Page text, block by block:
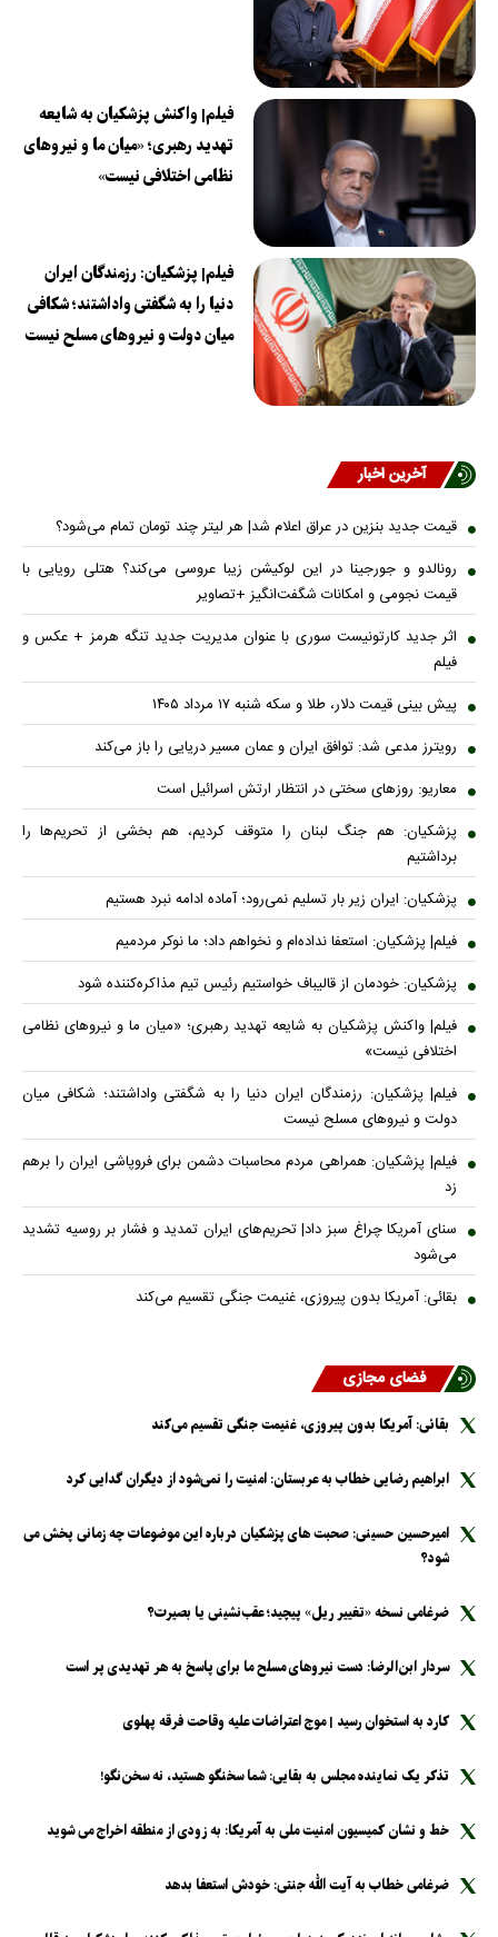
فیلم| واکنش پزشکیان به شایعه
تهدید رهبری؛ «میان ما و نیروهای
نظامی اختلافی نیست»
فیلم| پزشکیان: رزمندگان ایران
دنیا را به شگفتی واداشتند؛ شکافی
میان دولت و نیروهای مسلح نیست
آخرین اخبار
قیمت جدید بنزین در عراق اعلام شد| هر لیتر چند تومان تمام می‌شود؟
رونالدو و جورجینا در این لوکیشن زیبا عروسی می‌کند؟ هتلی رویایی با
قیمت نجومی و امکانات شگفت‌انگیز +تصاویر
اثر جدید کارتونیست سوری با عنوان مدیریت جدید تنگه هرمز + عکس و
فیلم
پیش بینی قیمت دلار، طلا و سکه شنبه ۱۷ مرداد ۱۴۰۵
رویترز مدعی شد: توافق ایران و عمان مسیر دریایی را باز می‌کند
معاریو: روزهای سختی در انتظار ارتش اسرائیل است
پزشکیان: هم جنگ لبنان را متوقف کردیم، هم بخشی از تحریم‌ها را
برداشتیم
پزشکیان: ایران زیر بار تسلیم نمی‌رود؛ آماده ادامه نبرد هستیم
فیلم| پزشکیان: استعفا نداده‌ام و نخواهم داد؛ ما نوکر مردمیم
پزشکیان: خودمان از قالیباف خواستیم رئیس تیم مذاکره‌کننده شود
فیلم| واکنش پزشکیان به شایعه تهدید رهبری؛ «میان ما و نیروهای نظامی
اختلافی نیست»
فیلم| پزشکیان: رزمندگان ایران دنیا را به شگفتی واداشتند؛ شکافی میان
دولت و نیروهای مسلح نیست
فیلم| پزشکیان: همراهی مردم محاسبات دشمن برای فروپاشی ایران را برهم
زد
سنای آمریکا چراغ سبز داد| تحریم‌های ایران تمدید و فشار بر روسیه تشدید
می‌شود
بقائی: آمریکا بدون پیروزی، غنیمت جنگی تقسیم می‌کند
فضای مجازی
بقائی: آمریکا بدون پیروزی، غنیمت جنگی تقسیم می‌کند
ابراهیم رضایی خطاب به عربستان: امنیت را نمی‌شود از دیگران گدایی کرد
امیرحسین حسینی: صحبت های پزشکیان درباره این موضوعات چه زمانی پخش می
شود؟
ضرغامی نسخه «تغییر ریل» پیچید؛ عقب‌نشینی یا بصیرت؟
سردار ابن‌الرضا: دست نیرو‌های مسلح ما برای پاسخ به هر تهدیدی پر است
کارد به استخوان رسید | موج اعتراضات علیه وقاحت فرقه پهلوی
تذکر یک نماینده مجلس به بقایی: شما سخنگو هستید، نه سخن‌نگو!
خط و نشان کمیسیون امنیت ملی به آمریکا: به زودی از منطقه اخراج می شوید
ضرغامی خطاب به آیت الله جنتی: خودش استعفا بدهد